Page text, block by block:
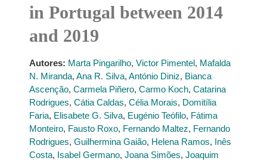
in Portugal between 2014
and 2019
Autores: Marta Pingarilho, Victor Pimentel, Mafalda
N. Miranda, Ana R. Silva, António Diniz, Bianca
Ascenção, Carmela Piñero, Carmo Koch, Catarina
Rodrigues, Cátia Caldas, Célia Morais, Domitília
Faria, Elisabete G. Silva, Eugénio Teófilo, Fátima
Monteiro, Fausto Roxo, Fernando Maltez, Fernando
Rodrigues, Guilhermina Gaião, Helena Ramos, Inês
Costa, Isabel Germano, Joana Simões, Joaquim